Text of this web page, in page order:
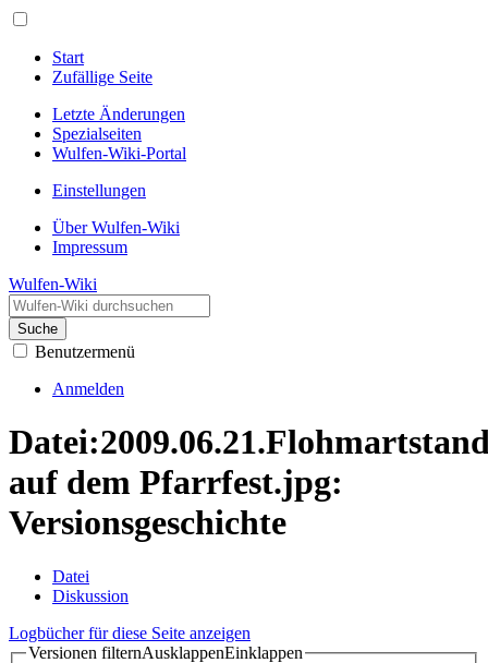
Start
Zufällige Seite
Letzte Änderungen
Spezialseiten
Wulfen-Wiki-Portal
Einstellungen
Über Wulfen-Wiki
Impressum
Wulfen-Wiki
Suche
Benutzermenü
Anmelden
auf dem Pfarrfest.jpg:
Versionsgeschichte
Datei
Diskussion
Logbücher für diese Seite anzeigen
Versionen filternAusklappenEinklappen